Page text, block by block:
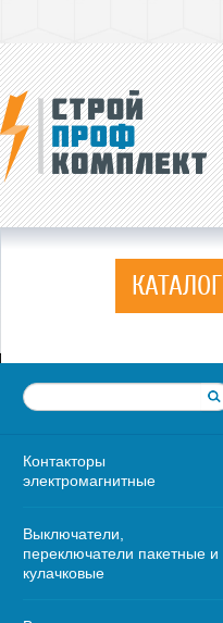
КАТАЛОГ
Контакторы
электромагнитные
Выключатели,
переключатели пакетные и
кулачковые